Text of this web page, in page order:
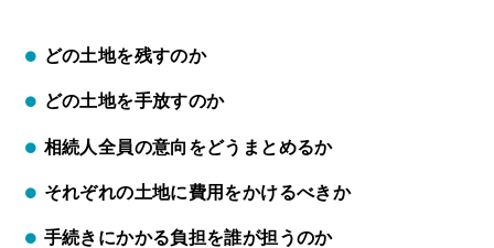
どの土地を残すのか
どの土地を手放すのか
相続人全員の意向をどうまとめるか
それぞれの土地に費用をかけるべきか
手続きにかかる負担を誰が担うのか